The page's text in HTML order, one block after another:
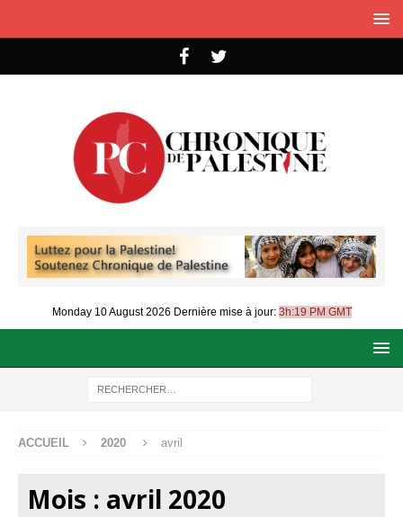
Monday 10 August 2026 Dernière mise à jour: 3h:19 PM GMT
ACCUEIL 2020 avril
Mois : avril 2020